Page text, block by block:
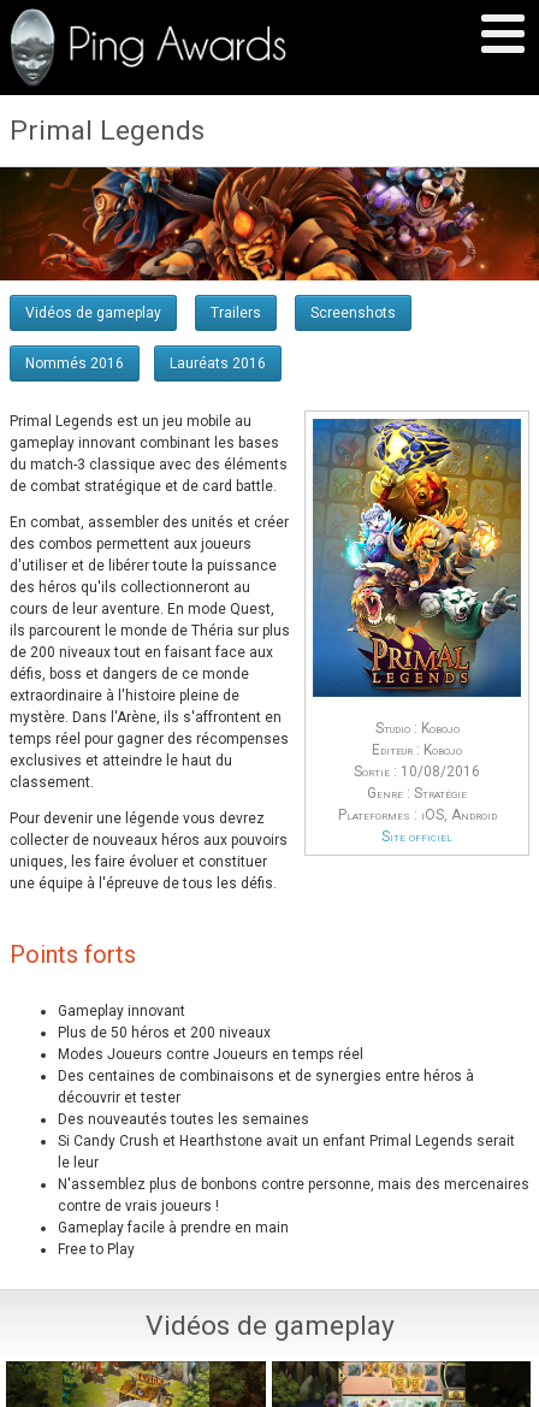
Primal Legends
Vidéos de gameplay Trailers Screenshots
Nommés 2016 Lauréats 2016
Studio : Kobojo
Editeur : Kobojo
Sortie : 10/08/2016
Genre : Stratégie
Plateformes : iOS, Android
Site officiel
Primal Legends est un jeu mobile au
gameplay innovant combinant les bases
du match-3 classique avec des éléments
de combat stratégique et de card battle.
En combat, assembler des unités et créer
des combos permettent aux joueurs
d'utiliser et de libérer toute la puissance
des héros qu'ils collectionneront au
cours de leur aventure. En mode Quest,
ils parcourent le monde de Théria sur plus
de 200 niveaux tout en faisant face aux
défis, boss et dangers de ce monde
extraordinaire à l'histoire pleine de
mystère. Dans l'Arène, ils s'affrontent en
temps réel pour gagner des récompenses
exclusives et atteindre le haut du
classement.
Pour devenir une légende vous devrez
collecter de nouveaux héros aux pouvoirs
uniques, les faire évoluer et constituer
une équipe à l'épreuve de tous les défis.
Points forts
Gameplay innovant
Plus de 50 héros et 200 niveaux
Modes Joueurs contre Joueurs en temps réel
Des centaines de combinaisons et de synergies entre héros à
découvrir et tester
Des nouveautés toutes les semaines
Si Candy Crush et Hearthstone avait un enfant Primal Legends serait
le leur
N'assemblez plus de bonbons contre personne, mais des mercenaires
contre de vrais joueurs !
Gameplay facile à prendre en main
Free to Play
Vidéos de gameplay